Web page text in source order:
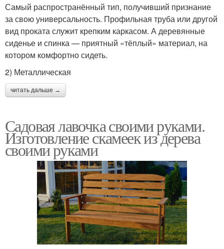
Самый распространённый тип, получивший признание
за свою универсальность. Профильная труба или другой
вид проката служит крепким каркасом. А деревянные
сиденье и спинка — приятный «тёплый» материал, на
котором комфортно сидеть.
2) Металлическая
читать дальше →
Садовая лавочка своими руками.
Изготовление скамеек из дерева
своими руками